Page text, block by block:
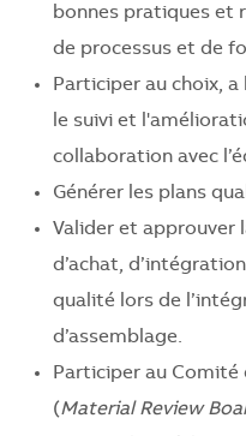
bonnes pratiques et
de processus et de
Participer au choix,
le suivi et
collaboration avec
Générer les plans
Valider et approuver
d’achat,
qualité lors de
d’assemblage.
Participer au Comité
(Material Review